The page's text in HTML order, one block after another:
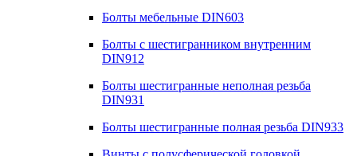
Болты мебельные DIN603
Болты с шестигранником внутренним
DIN912
Болты шестигранные неполная резьба
DIN931
Болты шестигранные полная резьба DIN933